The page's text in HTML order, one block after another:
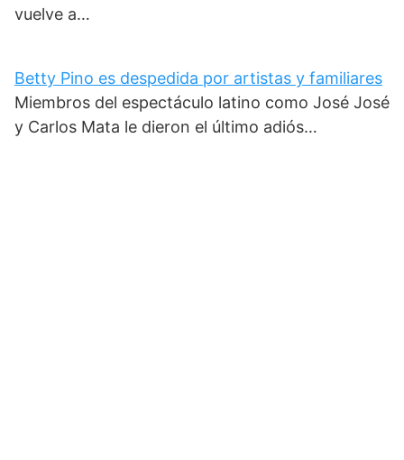
vuelve a…
Betty Pino es despedida por artistas y familiares
Miembros del espectáculo latino como José José
y Carlos Mata le dieron el último adiós…